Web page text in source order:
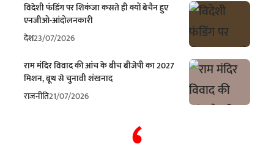
विदेशी फंडिंग पर शिकंजा कसते ही क्यों बेचैन हुए
एनजीओ-आंदोलनकारी
देश23/07/2026
राम मंदिर विवाद की आंच के बीच बीजेपी का 2027
मिशन, बूथ से चुनावी शंखनाद
राजनीति21/07/2026